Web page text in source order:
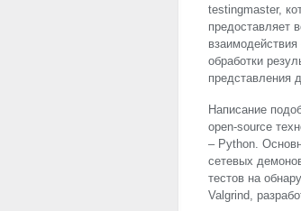
testingmaster,
предоставляет
обработки
представления
Написание
open-source
– Python.
сетевых
тестов на
Valgrind,